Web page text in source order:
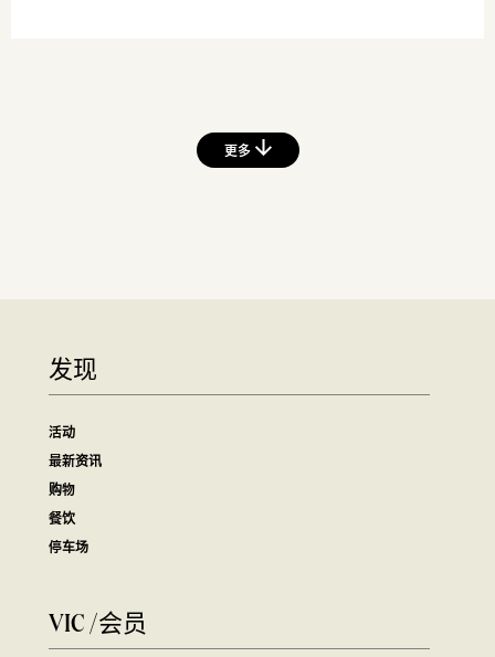
更多
发现
活动
最新资讯
购物
餐饮
停车场
VIC /会员